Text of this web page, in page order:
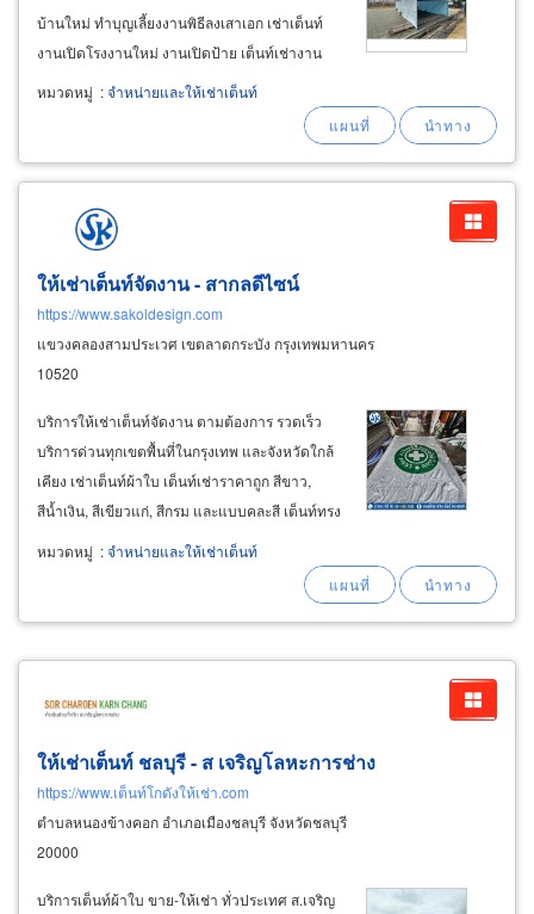
บ้านใหม่ ทำบุญเลี้ยงงานพิธีลงเสาเอก เช่าเต็นท์
งานเปิดโรงงานใหม่ งานเปิดป้าย เต็นท์เช่างาน
ทำบุญ100วัน เต็นท์เช่างานบวช งานอุปสมบท ให้
หมวดหมู่ :จำหน่ายและให้เช่าเต็นท์
ให้เช่าเต็นท์จัดงาน - สากลดีไซน์
https://www.sakoldesign.com
แขวงคลองสามประเวศ เขตลาดกระบัง กรุงเทพมหานคร
10520
บริการให้เช่าเต็นท์จัดงาน ตามต้องการ รวดเร็ว
บริการด่วนทุกเขตพื้นที่ในกรุงเทพ และจังหวัดใกล้
เคียง เช่าเต็นท์ผ้าใบ เต็นท์เช่าราคาถูก สีขาว,
สีน้ำเงิน, สีเขียวแก่, สีกรม และแบบคละสี เต็นท์ทรง
โค้งและเต็นท์ทรงจั่ว มีขนาด 3×6, 4×8, 5×12
เมตร เต็นท์ทรงพีรามิด มีขนาด 2×2, 3×3, 4×4
หมวดหมู่ :จำหน่ายและให้เช่าเต็นท์
ให้เช่าเต็นท์ ชลบุรี - ส เจริญโลหะการช่าง
https://www.เต็นท์โกดังให้เช่า.com
ตำบลหนองข้างคอก อำเภอเมืองชลบุรี จังหวัดชลบุรี
20000
บริการเต็นท์ผ้าใบ ขาย-ให้เช่า ทั่วประเทศ ส.เจริญ